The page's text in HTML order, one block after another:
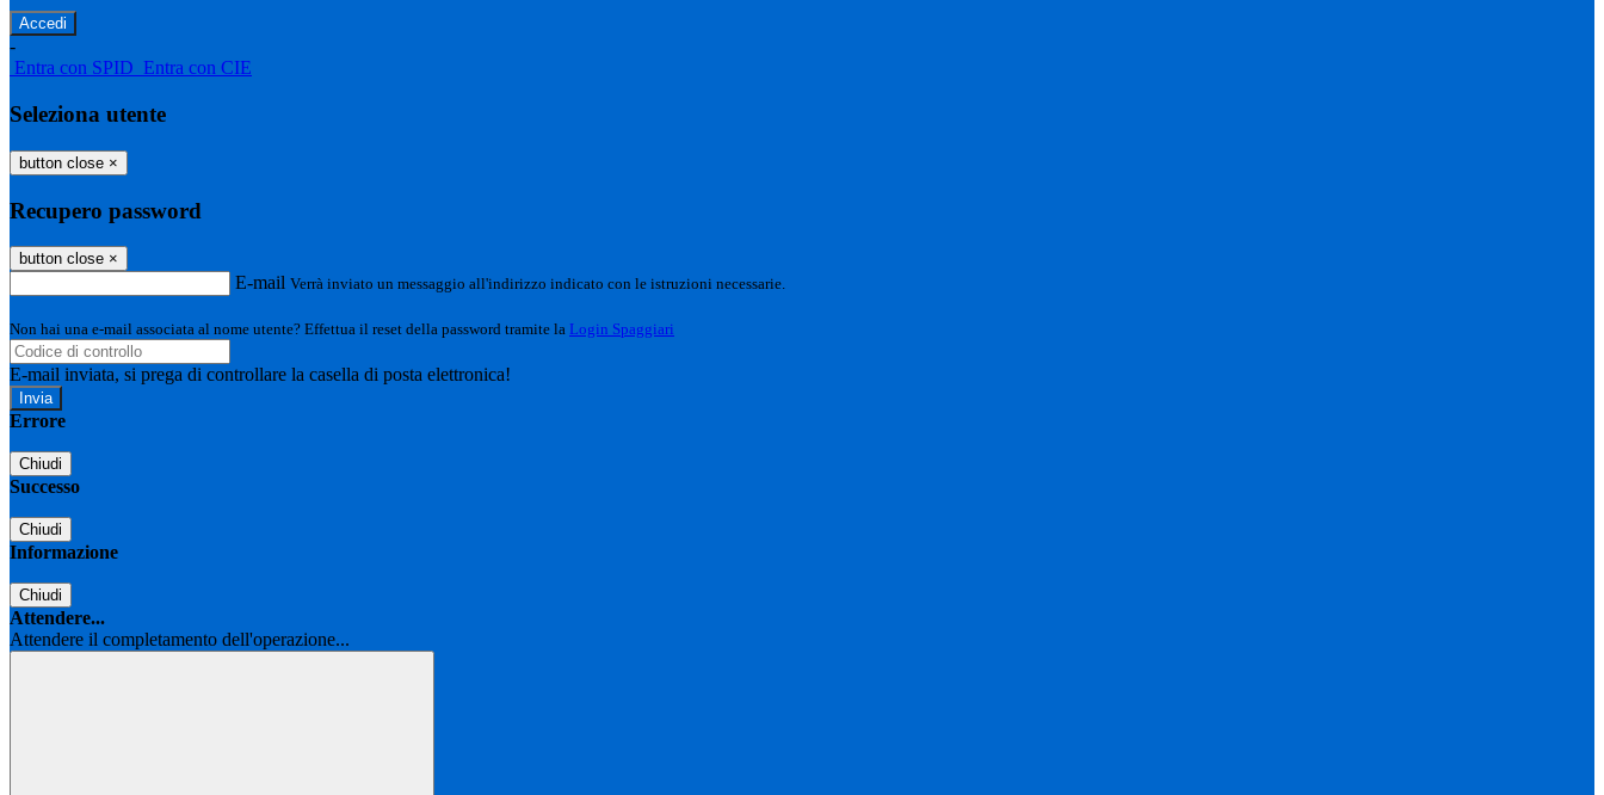
-
Entra con SPID Entra con CIE
Seleziona utente
button close ×
Recupero password
button close ×
E-mail Verrà inviato un messaggio all'indirizzo indicato con le istruzioni necessarie.
Non hai una e-mail associata al nome utente? Effettua il reset della password tramite la Login Spaggiari
E-mail inviata, si prega di controllare la casella di posta elettronica!
Errore
Chiudi
Successo
Chiudi
Informazione
Chiudi
Attendere...
Attendere il completamento dell'operazione...